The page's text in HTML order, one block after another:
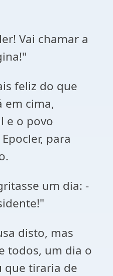
Vai chamar a
feliz do que
em cima,
e o povo
para
um dia: -
disto, mas
todos, um dia o
que tiraria de